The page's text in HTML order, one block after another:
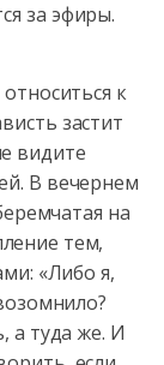
за эфиры.
к
застит
видите
В вечернем
на
тем,
«Либо я,
а туда же. И